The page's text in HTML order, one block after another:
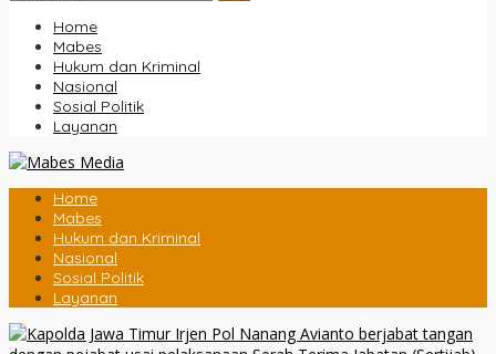
Home
Mabes
Hukum dan Kriminal
Nasional
Sosial Politik
Layanan
Home
Mabes
Hukum dan Kriminal
Nasional
Sosial Politik
Layanan